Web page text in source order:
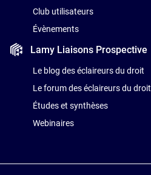
Club utilisateurs
Évènements
Lamy Liaisons Prospective
Le blog des éclaireurs du droit
Le forum des éclaireurs du droit
Études et synthèses
Webinaires